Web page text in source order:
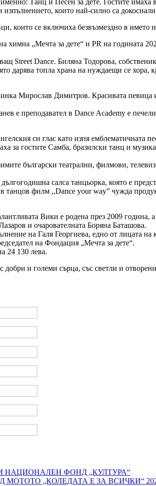
Танц и Песен за дете. Гостите
изпълнението, които най-силно са
които се включиха безвъзмездно в
„Мечта за дете“ и PR на годината
Street Dance. Биляна Тодорова,
дарява топла храна на нуждаещи се
Мирослав Димитров. Красивата певица
е преподавател в Dance Academy е
си глас като изпя емблематичната
за гостите Самба, бразилски танц и
български театрални, филмови,
салса танцьорка, която е
танцов филм ,,Dance your way” чужда
Вики е родена през 2009 година,
и очарователната Боряна Баташова.
на Галя Георгиева, едно от лицата
на Фондация „Мечта за дете“.
24 130 лева.
добри и големи сърца, със светли и
НАЦИОНАЛЕН ФОНД „КУЛТУРА“
„КОЛЕДАТА Е ЗА ВСИЧКИ“